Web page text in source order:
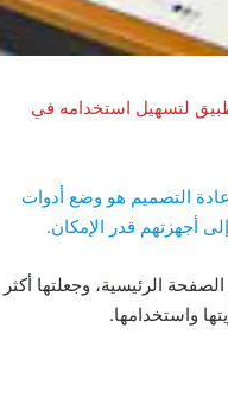
لتسهيل استخدامه في
التصميم هو وضع أدوات
أجهزتهم قدر الإمكان.
الرئيسية، وجعلتها أكثر
واستخدامها.